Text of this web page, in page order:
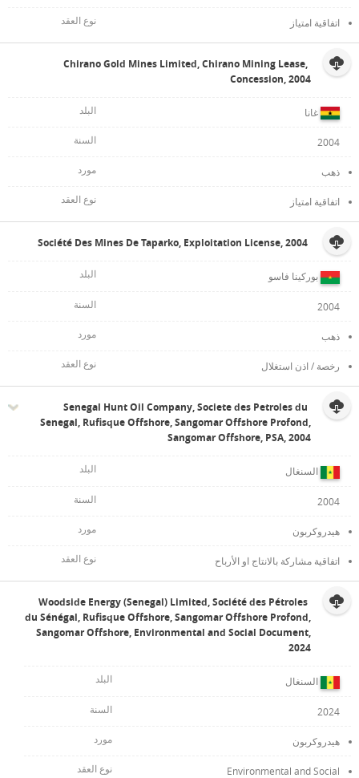
اتفاقية امتياز
Chirano Gold Mines Limited, Chirano Mining Lease,
Concession, 2004
غانا
2004
ذهب
اتفاقية امتياز
Société Des Mines De Taparko, Exploitation License, 2004
بوركينا فاسو
2004
ذهب
رخصة / اذن استغلال
Senegal Hunt Oil Company, Societe des Petroles du
Senegal, Rufisque Offshore, Sangomar Offshore Profond,
Sangomar Offshore, PSA, 2004
السنغال
2004
هيدروكربون
اتفاقية مشاركة بالانتاج او الأرباح
Woodside Energy (Senegal) Limited, Société des Pétroles
du Sénégal, Rufisque Offshore, Sangomar Offshore Profond,
Sangomar Offshore, Environmental and Social Document,
2024
السنغال
2024
هيدروكربون
Environmental and Social